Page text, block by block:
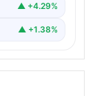
▲ +4.29%
▲ +1.38%